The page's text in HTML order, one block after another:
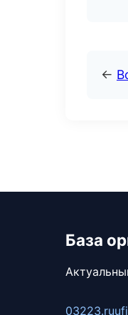
←
База
03223.ru